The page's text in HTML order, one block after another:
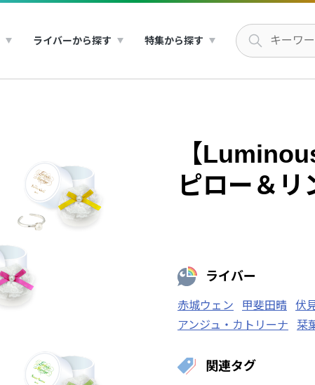
ライバーから探す 特集から探す
【
ピロー＆リ
ライバー
赤城ウェン 甲斐田晴 伏
アンジュ・カトリーナ
栞
関連タグ